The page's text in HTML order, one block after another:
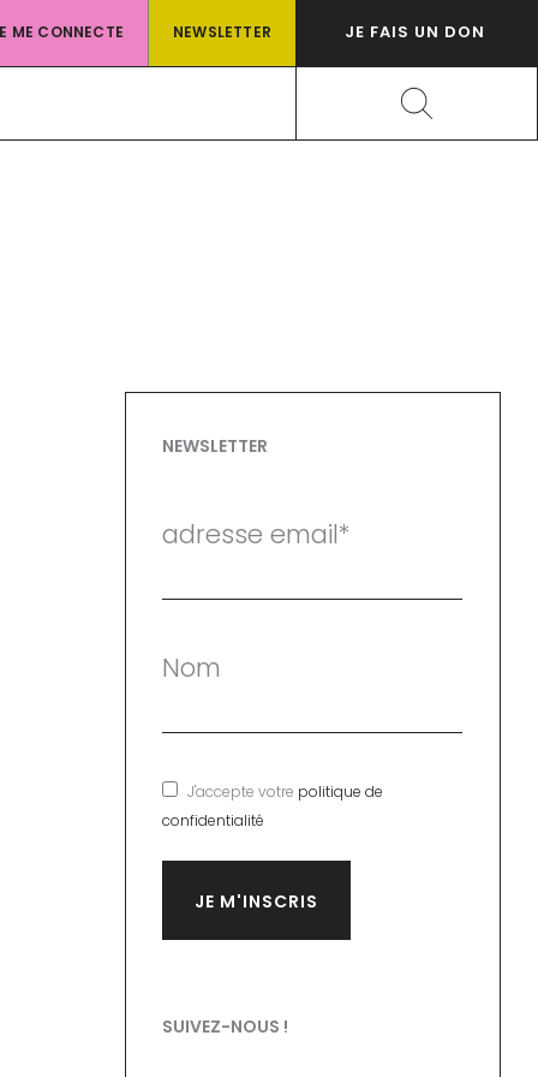
ME CONNECTE NEWSLETTER JE FAIS UN DON
Rechercher
NEWSLETTER
adresse email*
Nom
J'accepte votre politique de
confidentialité
SUIVEZ-NOUS !